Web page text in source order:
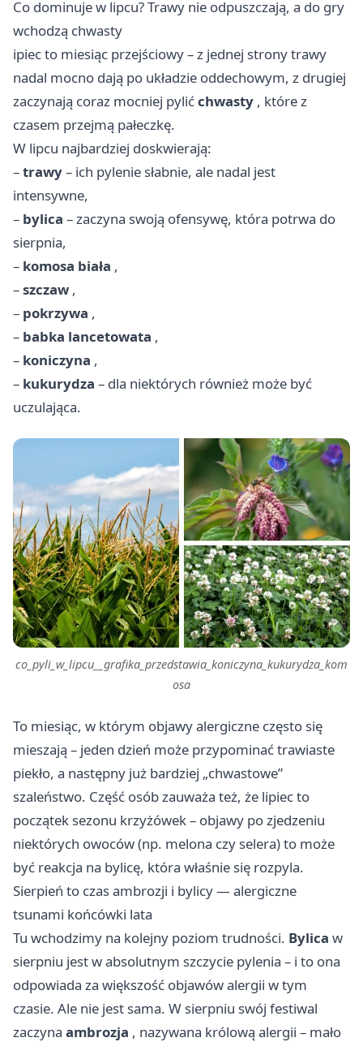
Co dominuje w lipcu? Trawy nie odpuszczają, a do gry
wchodzą chwasty
ipiec to miesiąc przejściowy – z jednej strony trawy
nadal mocno dają po układzie oddechowym, z drugiej
zaczynają coraz mocniej pylićchwasty , które z
czasem przejmą pałeczkę.
W lipcu najbardziej doskwierają:
–trawy– ich pylenie słabnie, ale nadal jest
intensywne,
– bylica – zaczyna swoją ofensywę, która potrwa do
sierpnia,
– komosa biała ,
–szczaw ,
– pokrzywa ,
– babka lancetowata ,
– koniczyna ,
– kukurydza – dla niektórych również może być
uczulająca.
co_pyli_w_lipcu__grafika_przedstawia_koniczyna_kukurydza_kom
osa
To miesiąc, w którym objawy alergiczne często się
mieszają – jeden dzień może przypominać trawiaste
piekło, a następny już bardziej „chwastowe”
szaleństwo. Część osób zauważa też, że lipiec to
początek sezonu krzyżówek – objawy po zjedzeniu
niektórych owoców (np. melona czy selera) to może
być reakcja na bylicę, która właśnie się rozpyla.
Sierpień to czas ambrozji i bylicy — alergiczne
tsunami końcówki lata
Tu wchodzimy na kolejny poziom trudności. Bylica w
sierpniu jest w absolutnym szczycie pylenia – i to ona
odpowiada za większość objawów alergii w tym
czasie. Ale nie jest sama. W sierpniu swój festiwal
zaczyna ambrozja , nazywana królową alergii – mało